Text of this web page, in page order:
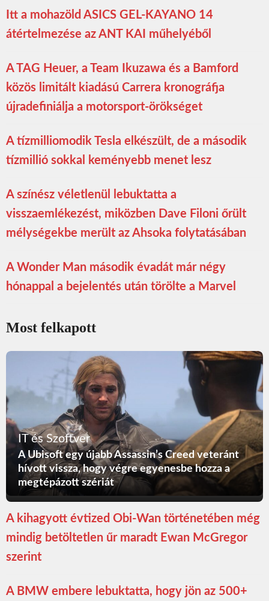
Itt a mohazöld ASICS GEL-KAYANO 14
átértelmezése az ANT KAI műhelyéből
A TAG Heuer, a Team Ikuzawa és a Bamford
közös limitált kiadású Carrera kronográfja
újradefiniálja a motorsport-örökséget
A tízmilliomodik Tesla elkészült, de a második
tízmillió sokkal keményebb menet lesz
A színész véletlenül lebuktatta a
visszaemlékezést, miközben Dave Filoni őrült
mélységekbe merült az Ahsoka folytatásában
A Wonder Man második évadát már négy
hónappal a bejelentés után törölte a Marvel
Most felkapott
IT és Szoftver
A Ubisoft egy újabb Assassin’s Creed veteránt
hívott vissza, hogy végre egyenesbe hozza a
megtépázott szériát
A kihagyott évtized Obi-Wan történetében még
mindig betöltetlen űr maradt Ewan McGregor
szerint
A BMW embere lebuktatta, hogy jön az 500+